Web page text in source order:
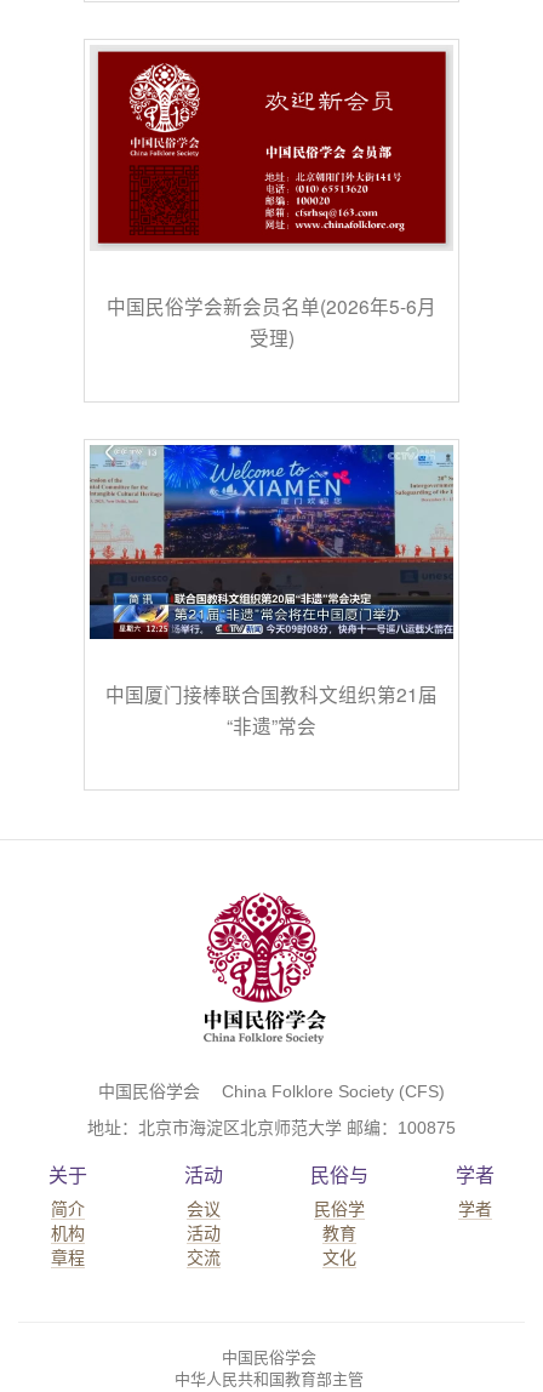
中国民俗学会新会员名单(2026年5-6月
受理)
中国厦门接棒联合国教科文组织第21届
“非遗”常会
中国民俗学会 China Folklore Society (CFS)
地址：北京市海淀区北京师范大学 邮编：100875
关于
简介
机构
章程
活动
会议
活动
交流
民俗与
民俗学
教育
文化
学者
学者
中国民俗学会
中华人民共和国教育部主管